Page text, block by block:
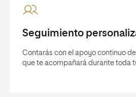
Seguimiento
Contarás con el apoyo continuo
que te acompañará durante toda